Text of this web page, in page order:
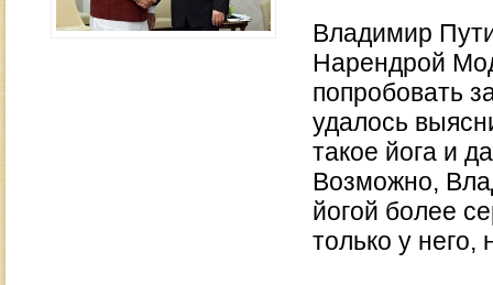
Владимир
Нарендрой
попробовать
удалось
такое йога и
Возможно,
йогой более
только у него,